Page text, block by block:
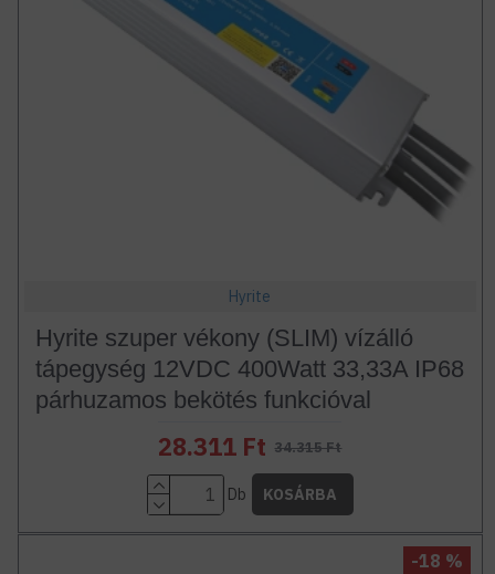
Hyrite
Hyrite szuper vékony (SLIM) vízálló
tápegység 12VDC 400Watt 33,33A IP68
párhuzamos bekötés funkcióval
28.311 Ft 34.315 Ft
Db KOSÁRBA
-18 %